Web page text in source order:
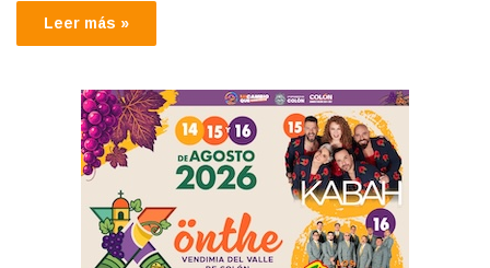
Leer más »